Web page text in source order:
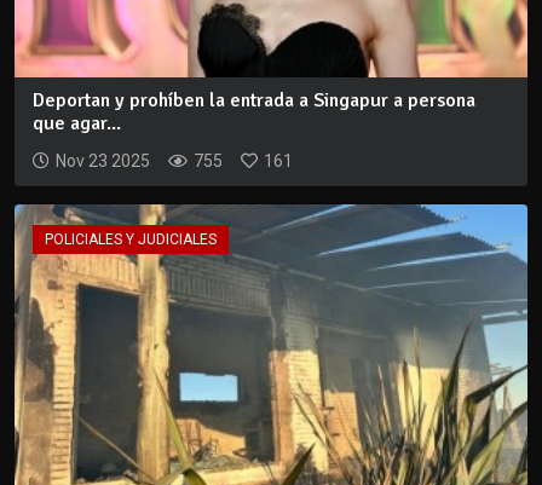
Deportan y prohíben la entrada a Singapur a persona
que agar...
Nov 23 2025 755 161
POLICIALES Y JUDICIALES